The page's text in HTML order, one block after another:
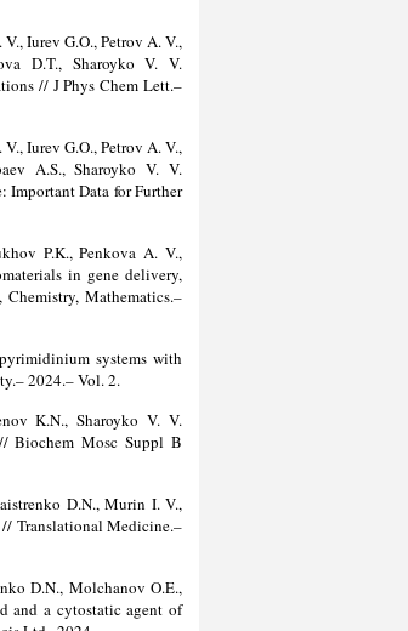
Iurev G.O., Petrov A. V.,
D.T., Sharoyko V. V.
// J Phys Chem Lett.–
Iurev G.O., Petrov A. V.,
A.S., Sharoyko V. V.
Data for Further
P.K., Penkova A. V.,
in gene delivery,
Mathematics.–
systems with
2024.– Vol. 2.
K.N., Sharoyko V. V.
Biochem Mosc Suppl B
D.N., Murin I. V.,
Translational Medicine.–
D.N., Molchanov O.E.,
and a cytostatic agent of